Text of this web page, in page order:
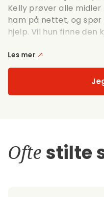
Kelly prøver alle
ham på nettet, og spør
hjelp. Vil hun finne den
Les mer
Ofte stilte